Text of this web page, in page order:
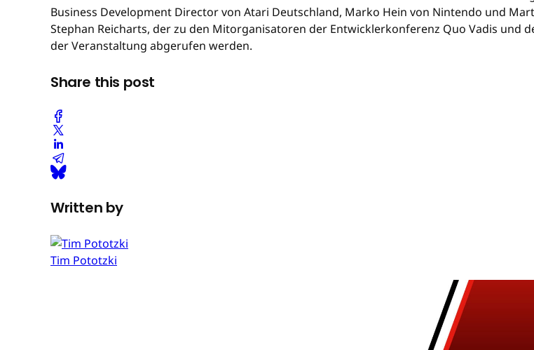
Business Development Director von Atari Deutschland, Marko Hein von Nintendo und
Stephan Reicharts, der zu den Mitorganisatoren der Entwicklerkonferenz Quo Vadis und
der Veranstaltung abgerufen werden.
Share this post
Written by
Tim Pototzki